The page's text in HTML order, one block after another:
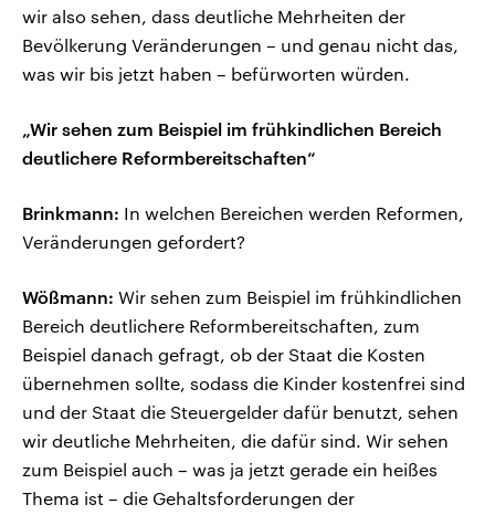
wir also sehen, dass deutliche Mehrheiten der
Bevölkerung Veränderungen – und genau nicht das,
was wir bis jetzt haben – befürworten würden.
„Wir sehen zum Beispiel im frühkindlichen Bereich
deutlichere Reformbereitschaften“
Brinkmann: In welchen Bereichen werden Reformen,
Veränderungen gefordert?
Wößmann: Wir sehen zum Beispiel im frühkindlichen
Bereich deutlichere Reformbereitschaften, zum
Beispiel danach gefragt, ob der Staat die Kosten
übernehmen sollte, sodass die Kinder kostenfrei sind
und der Staat die Steuergelder dafür benutzt, sehen
wir deutliche Mehrheiten, die dafür sind. Wir sehen
zum Beispiel auch – was ja jetzt gerade ein heißes
Thema ist – die Gehaltsforderungen der